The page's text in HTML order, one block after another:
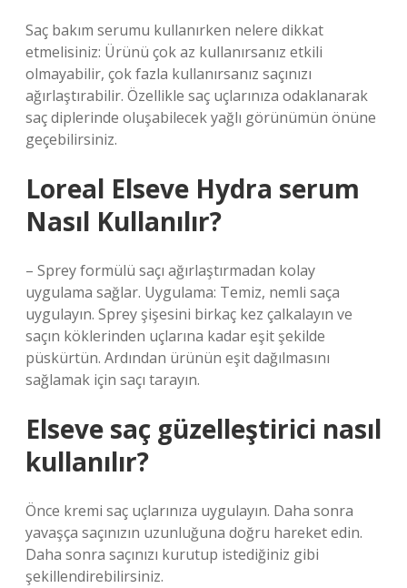
Saç bakım serumu kullanırken nelere dikkat
etmelisiniz: Ürünü çok az kullanırsanız etkili
olmayabilir, çok fazla kullanırsanız saçınızı
ağırlaştırabilir. Özellikle saç uçlarınıza odaklanarak
saç diplerinde oluşabilecek yağlı görünümün önüne
geçebilirsiniz.
Loreal Elseve Hydra serum
Nasıl Kullanılır?
– Sprey formülü saçı ağırlaştırmadan kolay
uygulama sağlar. Uygulama: Temiz, nemli saça
uygulayın. Sprey şişesini birkaç kez çalkalayın ve
saçın köklerinden uçlarına kadar eşit şekilde
püskürtün. Ardından ürünün eşit dağılmasını
sağlamak için saçı tarayın.
Elseve saç güzelleştirici nasıl
kullanılır?
Önce kremi saç uçlarınıza uygulayın. Daha sonra
yavaşça saçınızın uzunluğuna doğru hareket edin.
Daha sonra saçınızı kurutup istediğiniz gibi
şekillendirebilirsiniz.